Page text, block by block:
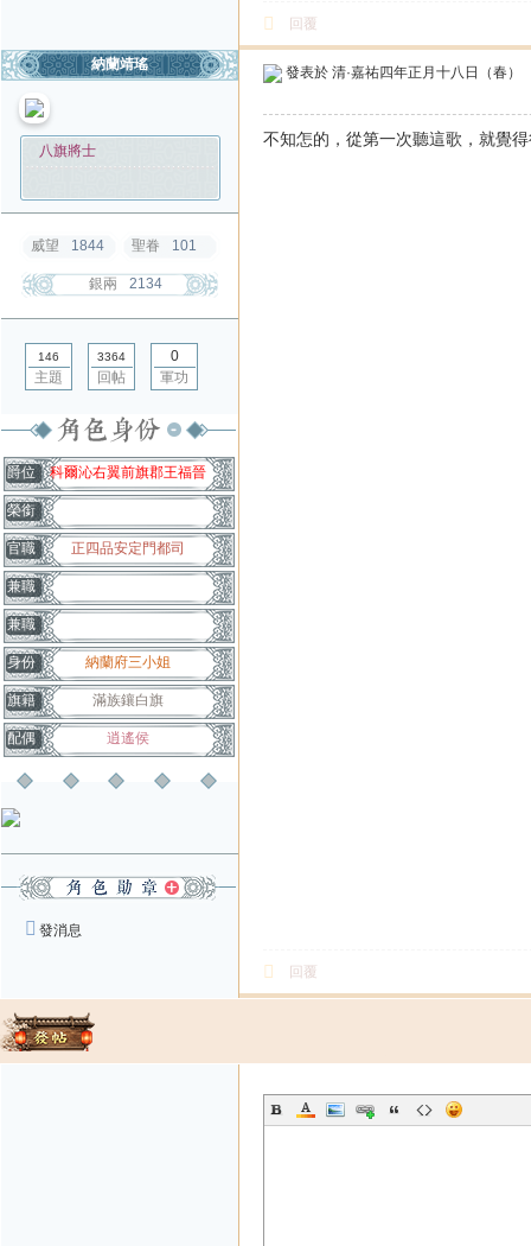
回覆
納蘭靖瑤
八旗將士
威望 1844 聖眷 101
銀兩 2134
146
主題
3364
回帖
0
軍功
爵位 科爾沁右翼前旗郡王福晉
榮銜
官職 正四品安定門都司
兼職
兼職
身份 納蘭府三小姐
旗籍 滿族鑲白旗
配偶 逍遙侯
發消息
發表於 清·嘉祐四年正月十八日（春）
不知怎的，從第一次聽這歌，就覺
回覆
發帖